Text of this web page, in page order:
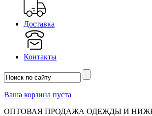
Доставка
Контакты
Ваша корзина пуста
ОПТОВАЯ ПРОДАЖА ОДЕЖДЫ И